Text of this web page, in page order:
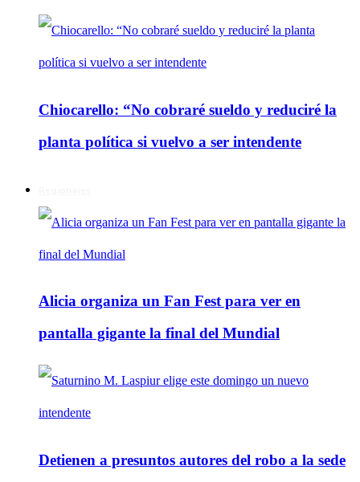
Chiocarello: “No cobraré sueldo y reduciré la
planta política si vuelvo a ser intendente
Alicia organiza un Fan Fest para ver en
pantalla gigante la final del Mundial
Detienen a presuntos autores del robo a la sede